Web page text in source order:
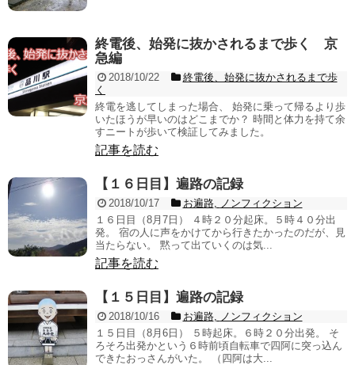
終電後、始発に抜かされるまで歩く 京
急編
2018/10/22
終電後、始発に抜かされるまで歩
く
終電を逃してしまった場合、 始発に乗って帰るより歩
いたほうが早いのはどこまでか？ 時間と体力を持て余
すニートが歩いて検証してみました。
記事を読む
【１６日目】遍路の記録
2018/10/17 お遍路,
ノンフィクション
１６日目（8月7日） ４時２０分起床。５時４０分出
発。 宿の人に声をかけてから行きたかったのだが、見
当たらない。 黙って出ていくのは気...
記事を読む
【１５日目】遍路の記録
2018/10/16 お遍路,
ノンフィクション
１５日目（8月6日） ５時起床。６時２０分出発。 そ
ろそろ出発かという６時前頃自転車で四阿に突っ込ん
できたおっさんがいた。 （四阿は大...